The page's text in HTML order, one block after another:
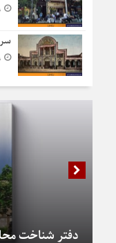
دفتر شناخت